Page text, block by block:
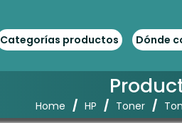
Categorías productos Dónde
Home / HP / Toner /